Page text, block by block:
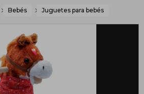
Bebés Juguetes para bebés